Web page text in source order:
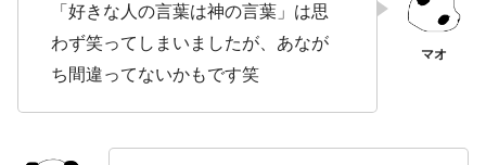
「好きな人の言葉は神の言葉」は思
わず笑ってしまいましたが、あなが
ち間違ってないかもです笑